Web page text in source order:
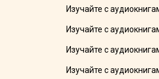
Изучайте с
Изучайте с
Изучайте с
Изучайте с